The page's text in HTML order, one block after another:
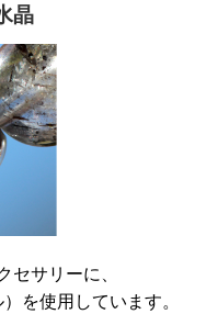
晶
セサリーに、
を使用しています。